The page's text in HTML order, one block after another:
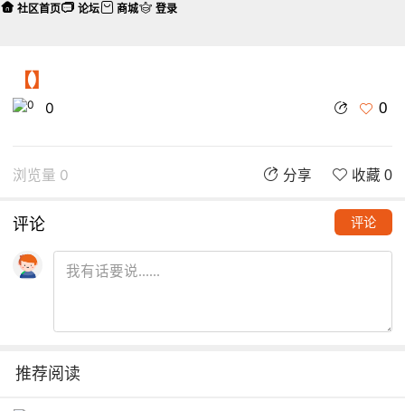
【】
0 0
浏览量 0 分享 收藏 0
评论 评论
推荐阅读
社区首页 论坛 商城 登录